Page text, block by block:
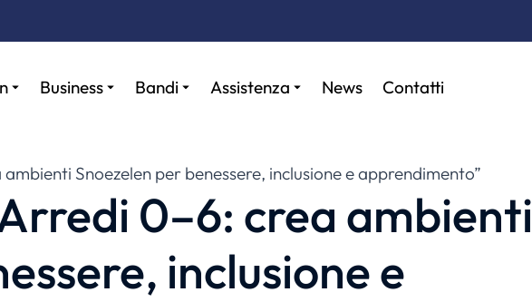
Business Bandi Assistenza News Contatti
Snoezelen per benessere, inclusione e apprendimento”
0–6: crea ambienti
inclusione e